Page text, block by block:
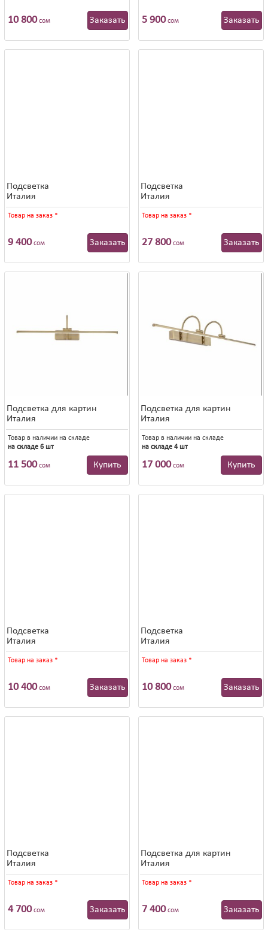
10 800сом Заказать 5 900сом Заказать
Подсветка
Италия
Товар на заказ *
9 400сом Заказать
Подсветка
Италия
Товар на заказ *
27 800сом Заказать
Подсветка для картин
Италия
Товар в наличии на складе
на складе 6 шт
11 500сом Купить
Подсветка для картин
Италия
Товар в наличии на складе
на складе 4 шт
17 000сом Купить
Подсветка
Италия
Товар на заказ *
10 400сом Заказать
Подсветка
Италия
Товар на заказ *
10 800сом Заказать
Подсветка
Италия
Товар на заказ *
4 700сом Заказать
Подсветка для картин
Италия
Товар на заказ *
7 400сом Заказать